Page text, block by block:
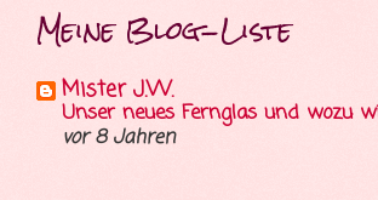
Meine Blog-Liste
Mister J.W.
Unser neues Fernglas und wozu
vor 8 Jahren